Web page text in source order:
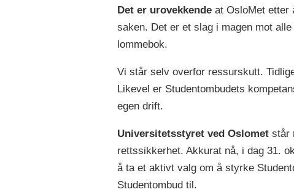
Det er urovekkende at OsloMet etter
saken. Det er et slag i magen mot
lommebok.
Vi står selv overfor ressurskutt.
Likevel er Studentombudets
egen drift.
Universitetsstyret ved Oslometstår
rettssikkerhet. Akkurat nå, i dag 31.
å ta et aktivt valg om å styrke
Studentombud til.